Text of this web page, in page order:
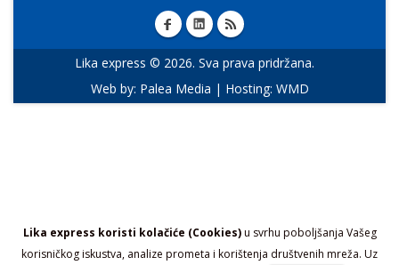
Lika express koristi kolačiće (Cookies)u svrhu poboljšanja Vašeg
korisničkog iskustva, analize prometa i korištenja društvenih mreža. Uz
Lika express © 2026. Sva prava pridržana.
Web by: Palea Media | Hosting: WMD